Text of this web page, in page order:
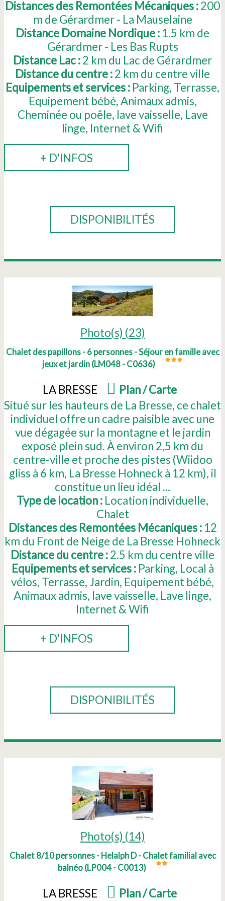
Distances des Remontées Mécaniques :200
m de Gérardmer - La Mauselaine
Distance Domaine Nordique : 1.5 km de
Gérardmer - Les Bas Rupts
Distance Lac :2 km du Lac de Gérardmer
Distance du centre :2 km du centre ville
Equipements et services : Parking Terrasse
Equipement bébé Animaux admis
Cheminée ou poêle lave vaisselle Lave
linge Internet & Wifi
+ D'INFOS
DISPONIBILITÉS
Photo(s) (23)
Chalet des papillons - 6 personnes - Séjour en famille avec
jeux et jardin(LM048 - C0636)
LA BRESSE Plan / Carte)
Situé sur les hauteurs de La Bresse, ce chalet
individuel offre un cadre paisible avec une
vue dégagée sur la montagne et le jardin
exposé plein sud. À environ 2,5 km du
centre-ville et proche des pistes (Wiidoo
gliss à 6 km, La Bresse Hohneck à 12 km), il
constitue un lieu idéal ...
Type de location : Location individuelle
Chalet
Distances des Remontées Mécaniques : 12
km du Front de Neige de La Bresse Hohneck
Distance du centre :2.5 km du centre ville
Equipements et services : Parking Local à
vélos Terrasse Jardin Equipement bébé
Animaux admis lave vaisselle Lave linge
Internet & Wifi
+ D'INFOS
DISPONIBILITÉS
Photo(s) (14)
Chalet 8/10 personnes - Helalph D - Chalet familial avec
balnéo(LP004 - C0013)
LA BRESSE Plan / Carte)